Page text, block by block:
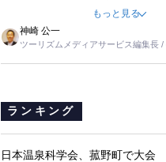
確信したそうです。今回の記事を
りました。母の住まいから近いと
施設を選択したのですが、私と妹に
仕事ででした。シニアの住まい選
はなく、世話をする家族の足の便
もっと見る
神崎 公一
ツーリズムメディアサービス編集長 /
ランキング
日本温泉科学会、菰野町で大会